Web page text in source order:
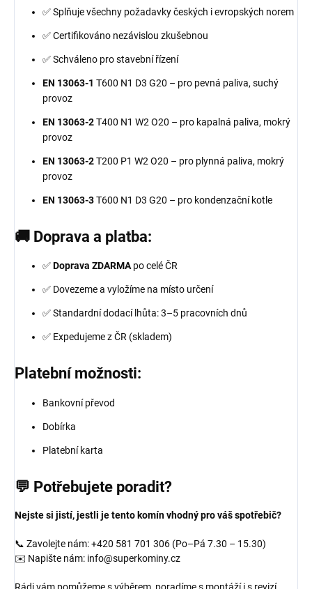
✅ Splňuje všechny požadavky českých i evropských norem
✅ Certifikováno nezávislou zkušebnou
✅ Schváleno pro stavební řízení
EN 13063-1 T600 N1 D3 G20 – pro pevná paliva, suchý
provoz
EN 13063-2T400 N1 W2 O20 – pro kapalná paliva, mokrý
provoz
EN 13063-2T200 P1 W2 O20 – pro plynná paliva, mokrý
provoz
EN 13063-3T600 N1 D3 G20 – pro kondenzační kotle
🚚 Doprava a platba:
✅Doprava ZDARMApo celé ČR
✅ Dovezeme a vyložíme na místo určení
✅ Standardní dodací lhůta: 3–5 pracovních dnů
✅ Expedujeme z ČR (skladem)
Platební možnosti:
Bankovní převod
Dobírka
Platební karta
💬 Potřebujete poradit?
Nejste si jistí, jestli je tento komín vhodný pro váš spotřebič?
📞 Zavolejte nám: +420 581 701 306 (Po–Pá 7.30 – 15.30)
✉️ Napište nám: info@superkominy.cz
Rádi vám pomůžeme s výběrem, poradíme s montáží i s revizí.